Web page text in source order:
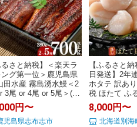
るさと納税】＜楽天ラ
ング第一位＞鹿児島県
田水産 霧島湧水鰻＜2
3尾 or 4尾 or 5尾＞(1
うなぎ 鰻 ウナギ 2
4尾 5尾 国産 蒲焼 か
冷凍 惣菜 うな重 人
円〜
児島県志布志市
【ふるさと
日発送】2年
ホタテ 訳あ
税 ほたて ふ
あり 帆立 ふ
り ホタテ貝
い 刺身 規格
8,000円〜
北海道別海